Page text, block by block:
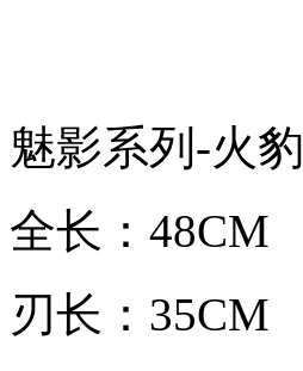
魅影系列-火豹
全长：48CM
刃长：35CM